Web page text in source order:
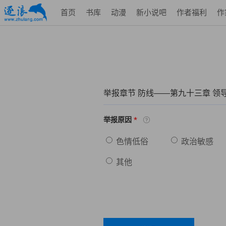
首页 书库 动漫 新小说吧 作者福利 作
举报章节 防线——第九十三章 领
举报原因 *
色情低俗 政治敏感
其他